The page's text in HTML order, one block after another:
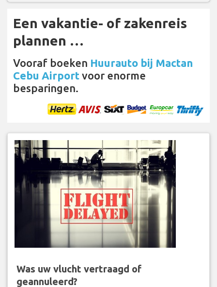
Een vakantie- of zakenreis
plannen …
Vooraf boeken Huurauto bij Mactan
Cebu Airport voor enorme
besparingen.
Was uw vlucht vertraagd of
geannuleerd?